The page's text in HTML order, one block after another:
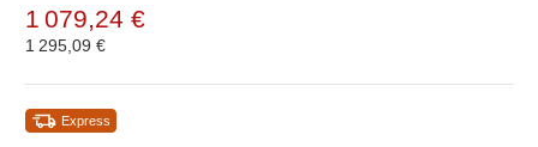
1 079,24 €
1 295,09 €
Express